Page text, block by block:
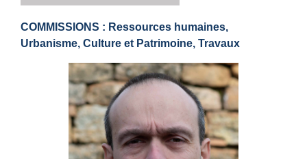
COMMISSIONS : Ressources humaines,
Urbanisme, Culture et Patrimoine, Travaux